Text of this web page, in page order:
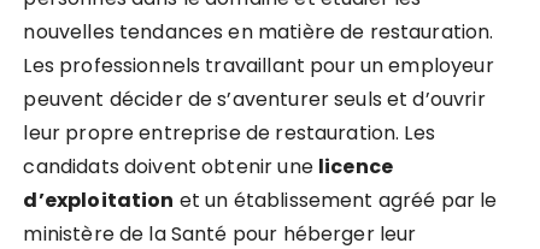
nouvelles tendances en matière de restauration.
Les professionnels travaillant pour un employeur
peuvent décider de s’aventurer seuls et d’ouvrir
leur propre entreprise de restauration. Les
candidats doivent obtenir une licence
d’exploitation et un établissement agréé par le
ministère de la Santé pour héberger leur